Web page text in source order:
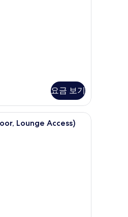
요금 보기
급 침구, 오리/거위털 이불, 책상, 노트북 작
Lounge Access)